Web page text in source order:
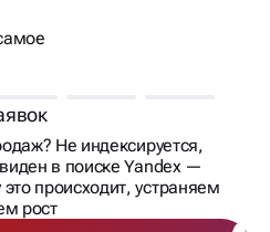
и не хотите терять время
в Яндекс с нуля:
структура — всё по уму